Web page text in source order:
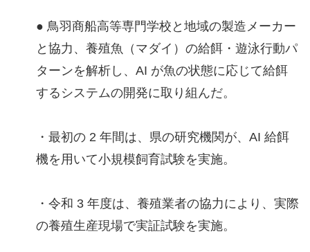
● 鳥羽商船高等専門学校と地域の製造メーカー
と協力、養殖魚（マダイ）の給餌・遊泳行動パ
ターンを解析し、AI が魚の状態に応じて給餌
するシステムの開発に取り組んだ。
・最初の 2 年間は、県の研究機関が、AI 給餌
機を用いて小規模飼育試験を実施。
・令和 3 年度は、養殖業者の協力により、実際
の養殖生産現場で実証試験を実施。